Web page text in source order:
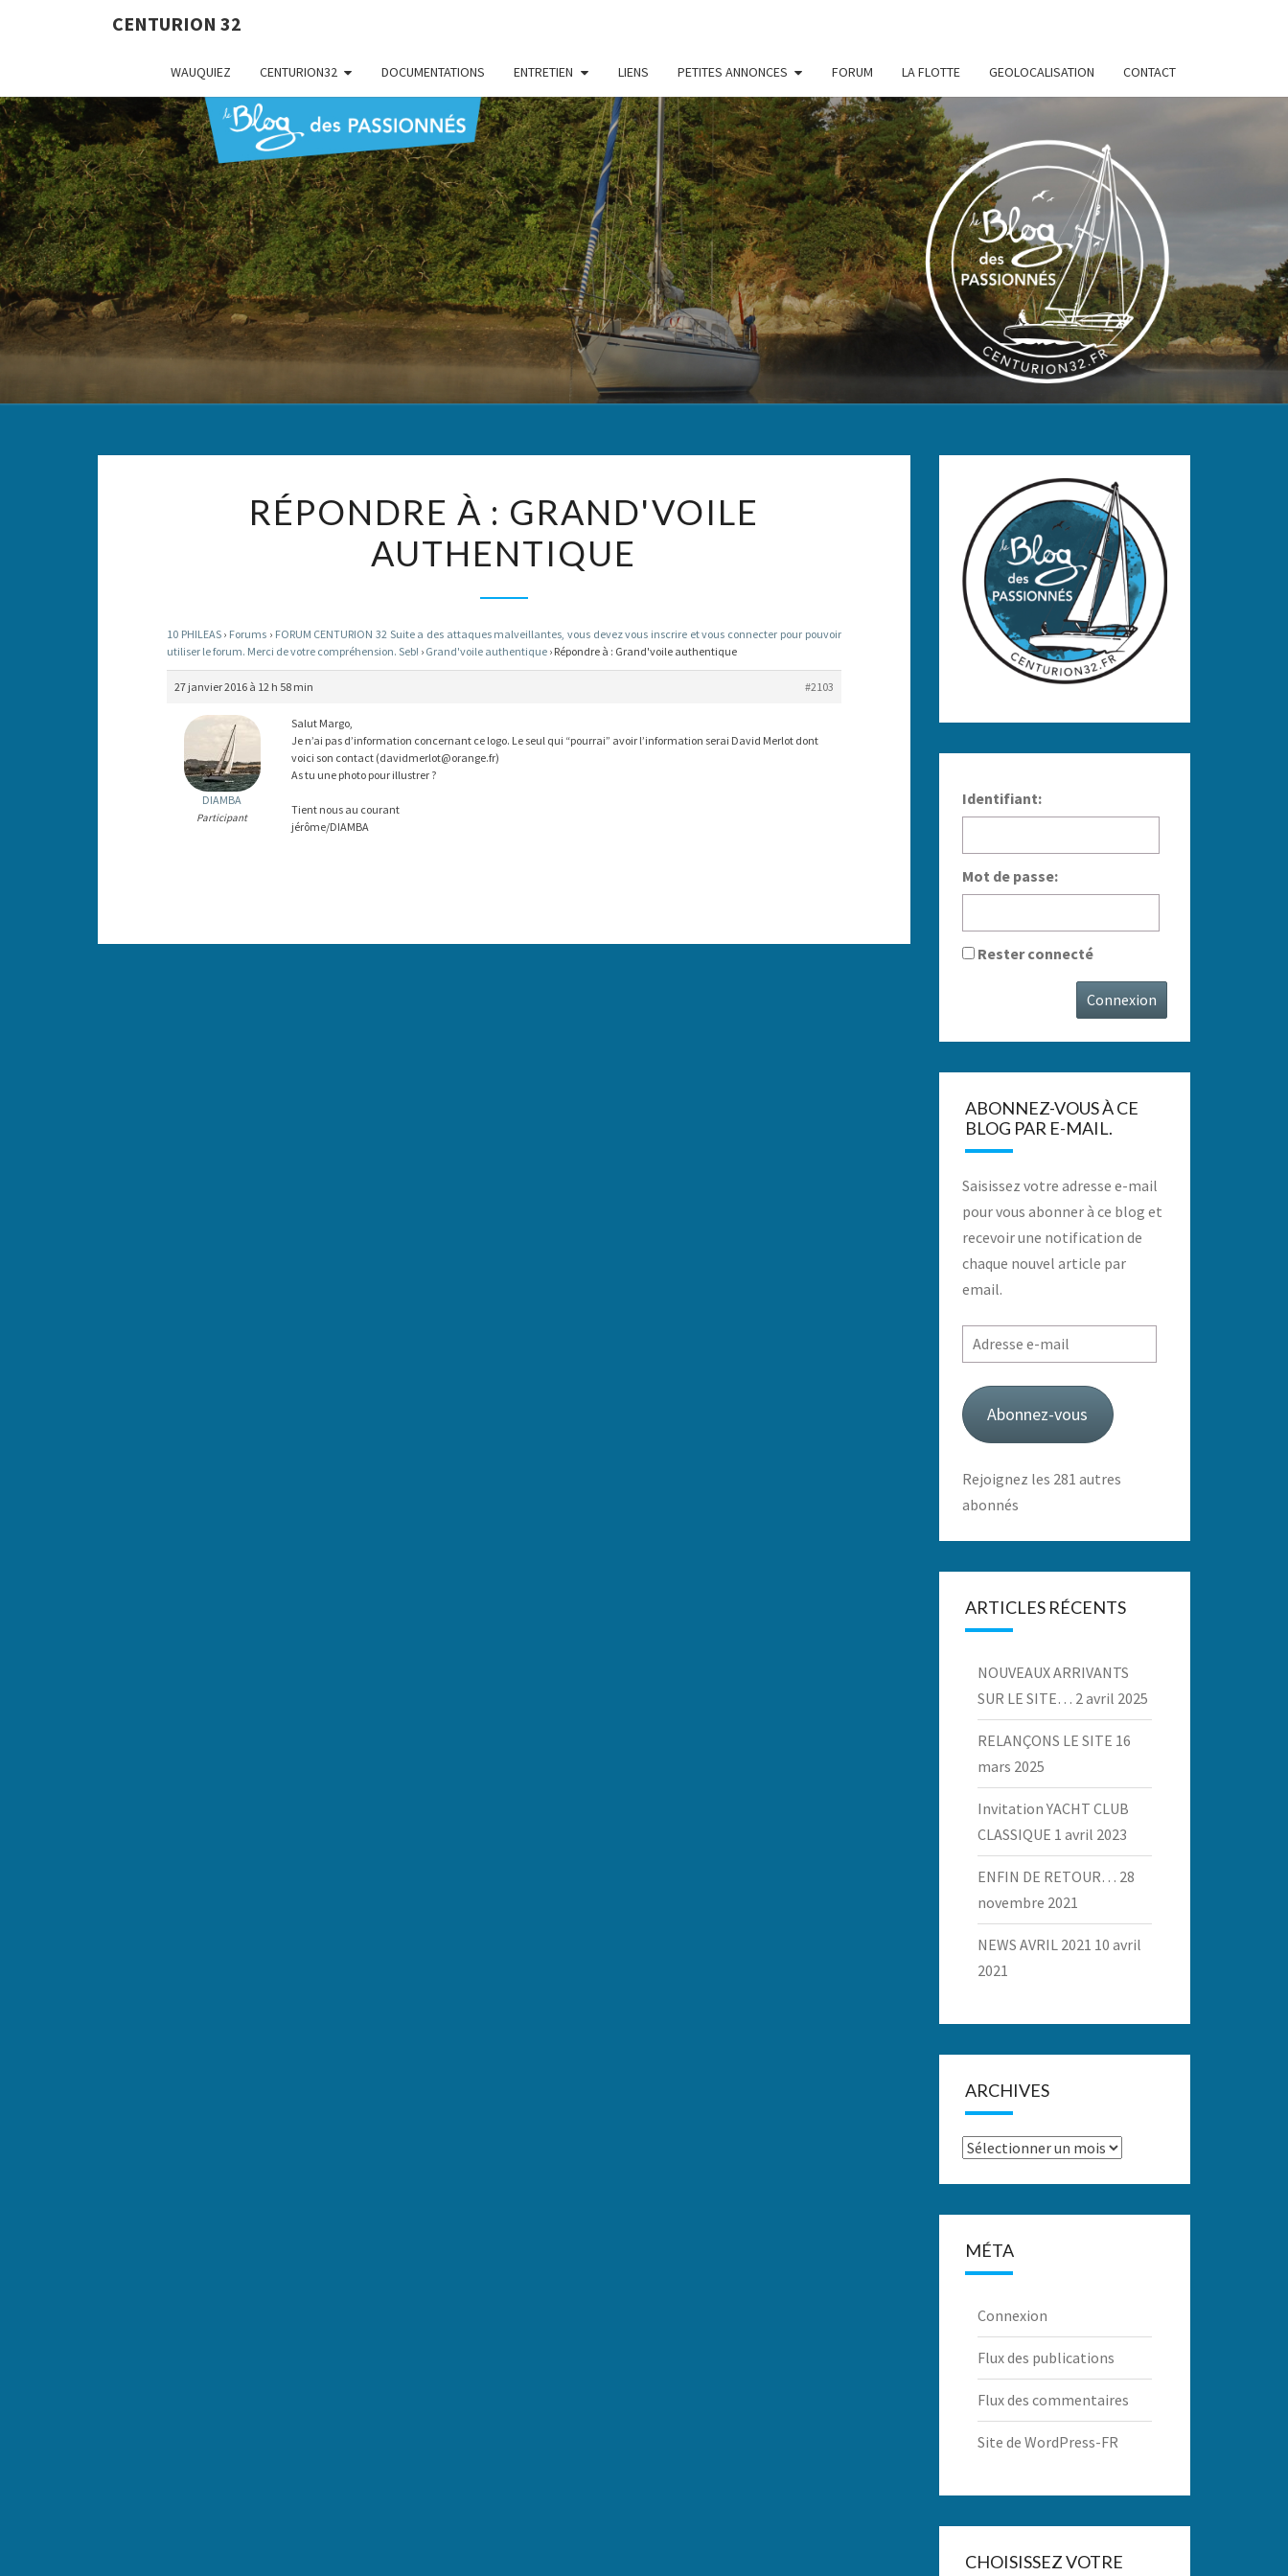
CENTURION 32
WAUQUIEZ CENTURION32 DOCUMENTATIONS ENTRETIEN LIENS PETITES ANNONCES FORUM LA FLOTTE GEOLOCALISATION CONTACT
CENTURION
32
Le Blog
Des
Passionnés
À :
GRAND'VOILE
AUTHENTIQUE
RÉPONDRE À : GRAND'VOILE
AUTHENTIQUE
10 PHILEAS › Forums › FORUM CENTURION 32 Suite a des attaques malveillantes, vous devez vous inscrire et vous connecter pour pouvoir
utiliser le forum. Merci de votre compréhension. Seb! › Grand'voile authentique › Répondre à : Grand'voile authentique
27 janvier 2016 à 12 h 58 min #2103
DIAMBA
Participant
Salut Margo,
Je n’ai pas d’information concernant ce logo. Le seul qui “pourrai” avoir l’information serai David Merlot dont
voici son contact (davidmerlot@orange.fr)
As tu une photo pour illustrer ?
Tient nous au courant
jérôme/DIAMBA
Identifiant:
Mot de passe:
Rester connecté
Connexion
ABONNEZ-VOUS À CE
BLOG PAR E-MAIL.
Saisissez votre adresse e-mail
pour vous abonner à ce blog et
recevoir une notification de
chaque nouvel article par
email.
Adresse
e-
mail
Abonnez-vous
Rejoignez les 281 autres
abonnés
ARTICLES RÉCENTS
NOUVEAUX ARRIVANTS
SUR LE SITE… 2 avril 2025
RELANÇONS LE SITE 16
mars 2025
Invitation YACHT CLUB
CLASSIQUE 1 avril 2023
ENFIN DE RETOUR… 28
novembre 2021
NEWS AVRIL 2021 10 avril
2021
ARCHIVES
Archives
MÉTA
Connexion
Flux des publications
Flux des commentaires
Site de WordPress-FR
CHOISISSEZ VOTRE